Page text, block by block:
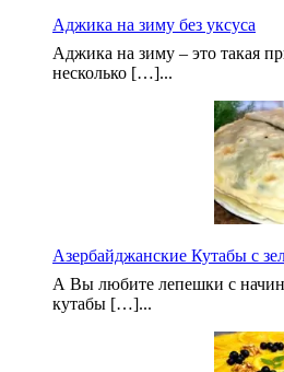
Аджика на зиму без уксуса
Аджика на зиму – это такая
несколько […]...
Азербайджанские Кутабы с
А Вы любите лепешки с
кутабы […]...